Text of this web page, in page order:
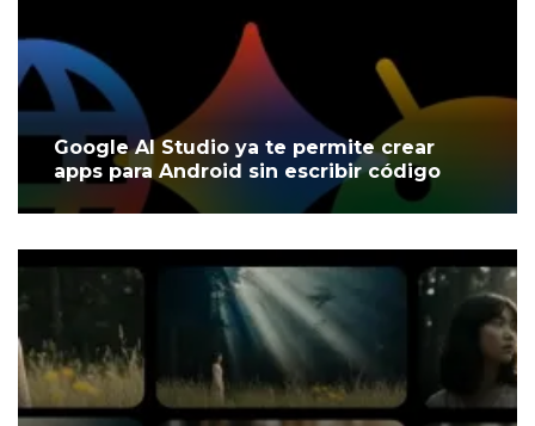
Google AI Studio ya te permite crear
apps para Android sin escribir código